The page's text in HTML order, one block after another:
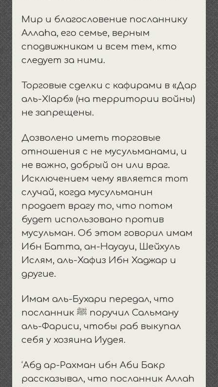
Закят и финансы
Мечети
Коран
‘Ид — праздники
Сафар
Похороны и кладбища
Женщина
выпадающее
Учеба и обучение
выпадающее
меню
Джархисты и мурджииты
Шииты-рафидиты
Иноверцы
Мир и благословение посланнику
Аллаhа, его семье, верным
сподвижникам и всем тем, кто
следует за ними.
Торговые сделки с кафирами в «Дар
аль-ХIарб» (на территории войны)
не запрещены.
Дозволено иметь торговые
отношения с не мусульманами, и
не важно, добрый он или враг.
Исключением чему является тот
случай, когда мусульманин
продает врагу то, что потом
будет использовано против
мусульман. Об этом говорил имам
Ибн Батта, ан-Науауи, Шейхуль
Ислям, аль-Хафиз Ибн Хаджар и
другие.
Имам аль-Бухари передал, что
посланник ﷺ поручил Сальману
аль-Фариси, чтобы раб выкупал
себя у хозяина Иудея.
‘Абд ар-Рахман ибн Аби Бакр
рассказывал, что посланник Аллаh